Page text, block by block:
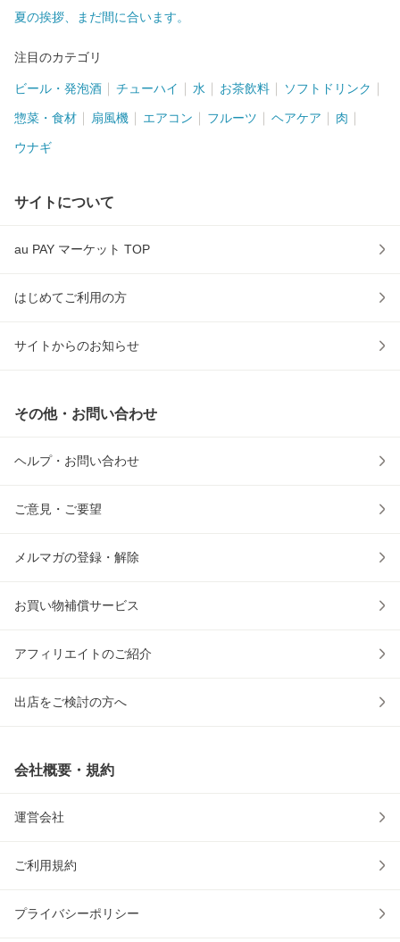
夏の挨拶、まだ間に合います。
注目のカテゴリ
ビール・発泡酒 チューハイ 水 お茶飲料 ソフトドリンク
惣菜・食材 扇風機 エアコン フルーツ ヘアケア 肉
ウナギ
サイトについて
au PAY マーケット TOP
はじめてご利用の方
サイトからのお知らせ
その他・お問い合わせ
ヘルプ・お問い合わせ
ご意見・ご要望
メルマガの登録・解除
お買い物補償サービス
アフィリエイトのご紹介
出店をご検討の方へ
会社概要・規約
運営会社
ご利用規約
プライバシーポリシー